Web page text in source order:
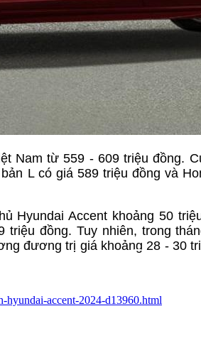
Nam từ 559 - 609 triệu đồng.
L có giá 589 triệu đồng và
Hyundai Accent khoảng 50
đồng. Tuy nhiên, trong
đương trị giá khoảng 28 - 30
hyundai-accent-2024-d13960.html